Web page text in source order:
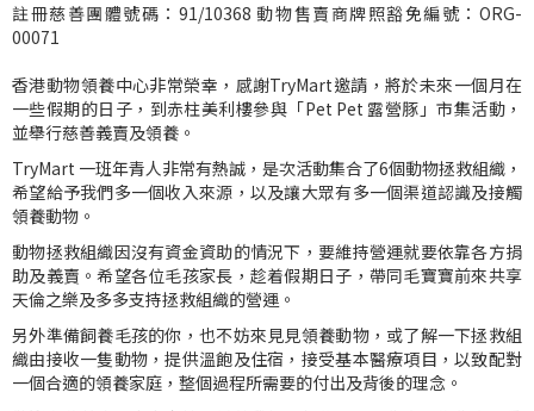
註冊慈善團體號碼：91/10368 動物售賣商牌照豁免編號：ORG-
00071
香港動物領養中心非常榮幸，感謝TryMart邀請，將於未來一個月在
一些假期的日子，到赤柱美利樓參與「Pet Pet 露營豚」市集活動，
並舉行慈善義賣及領養。
TryMart 一班年青人非常有熱誠，是次活動集合了6個動物拯救組織，
希望給予我們多一個收入來源，以及讓大眾有多一個渠道認識及接觸
領養動物。
動物拯救組織因沒有資金資助的情況下，要維持營運就要依靠各方捐
助及義賣。希望各位毛孩家長，趁着假期日子，帶同毛寶寶前來共享
天倫之樂及多多支持拯救組織的營運。
另外準備飼養毛孩的你，也不妨來見見領養動物，或了解一下拯救組
織由接收一隻動物，提供溫飽及住宿，接受基本醫療項目，以致配對
一個合適的領養家庭，整個過程所需要的付出及背後的理念。